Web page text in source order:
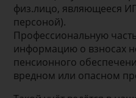
физ.лицо, являющееся
персоной).
Профессиональную
информацию о взносах
пенсионного
вредном или опасном